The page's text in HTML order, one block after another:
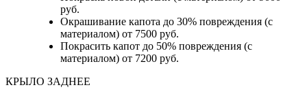
руб.
Окрашивание капота до 30% повреждения (с
материалом) от 7500 руб.
Покрасить капот до 50% повреждения (с
материалом) от 7200 руб.
КРЫЛО ЗАДНЕЕ